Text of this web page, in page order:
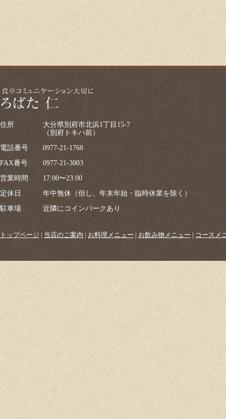
住所
大分県別府市北浜1丁目15-7
（別府トキハ前）
電話番号
0977-21-1768
FAX番号
0977-21-3003
営業時間
17:00〜23:00
定休日
年中無休（但し、年末年始・臨時休業を除く）
駐車場
近隣にコインパークあり
トップページ | 当店のご案内 | お料理メニュー| お飲み物メニュー | コースメ